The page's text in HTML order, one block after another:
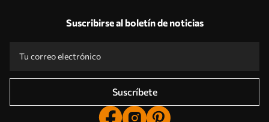
Suscribirse al boletín de noticias
Suscríbete